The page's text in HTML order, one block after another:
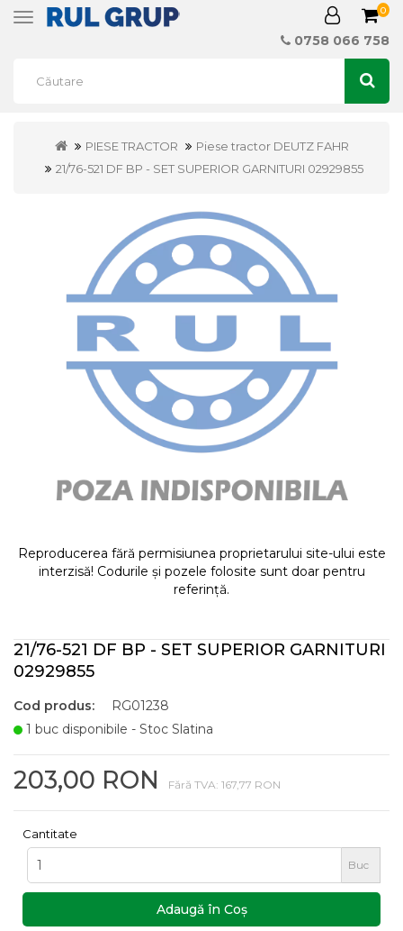
Toggle
0
0758 066 758
PIESE TRACTOR
Piese tractor DEUTZ FAHR
21/76-521 DF BP - SET SUPERIOR GARNITURI 02929855
Reproducerea fără permisiunea proprietarului site-ului este
interzisă! Codurile și pozele folosite sunt doar pentru
referință.
21/76-521 DF BP - SET SUPERIOR GARNITURI
02929855
Cod produs:
RG01238
1 buc disponibile - Stoc Slatina
203,00 RON Fără TVA: 167,77 RON
Cantitate
Buc
Adaugă în Coş